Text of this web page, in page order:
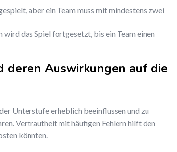
aber ein Team muss mit mindestens zwei
wird das Spiel fortgesetzt, bis ein Team einen
deren Auswirkungen auf die
Unterstufe erheblich beeinflussen und zu
Vertrautheit mit häufigen Fehlern hilft den
könnten.